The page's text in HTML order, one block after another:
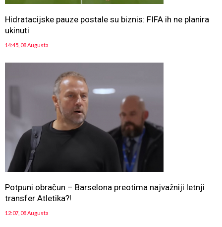
Hidratacijske pauze postale su biznis: FIFA ih ne planira
ukinuti
14:45, 08 Augusta
Potpuni obračun – Barselona preotima najvažniji letnji
transfer Atletika?!
12:07, 08 Augusta